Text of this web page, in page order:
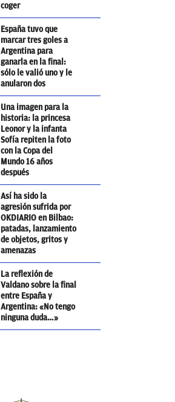
coger
España tuvo que
marcar tres goles a
Argentina para
ganarla en la final:
sólo le valió uno y le
anularon dos
Una imagen para la
historia: la princesa
Leonor y la infanta
Sofía repiten la foto
con la Copa del
Mundo 16 años
después
Así ha sido la
agresión sufrida por
OKDIARIO en Bilbao:
patadas, lanzamiento
de objetos, gritos y
amenazas
La reflexión de
Valdano sobre la final
entre España y
Argentina: «No tengo
ninguna duda…»